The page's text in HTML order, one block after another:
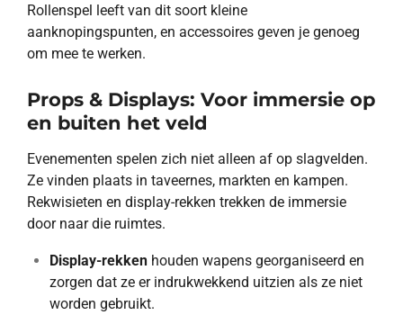
Rollenspel leeft van dit soort kleine
aanknopingspunten, en accessoires geven je genoeg
om mee te werken.
Props & Displays: Voor immersie op
en buiten het veld
Evenementen spelen zich niet alleen af op slagvelden.
Ze vinden plaats in taveernes, markten en kampen.
Rekwisieten en display-rekken trekken de immersie
door naar die ruimtes.
Display-rekkenhouden wapens georganiseerd en
zorgen dat ze er indrukwekkend uitzien als ze niet
worden gebruikt.